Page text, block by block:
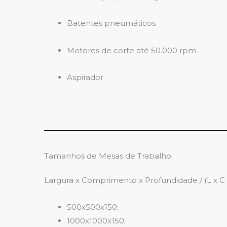
Batentes pneumáticos
Motores de corte até 50.000 rpm
Aspirador
Tamanhos de Mesas de Trabalho:
Largura x Comprimento x Profundidade / (L x C
500x500x150;
1000x1000x150;